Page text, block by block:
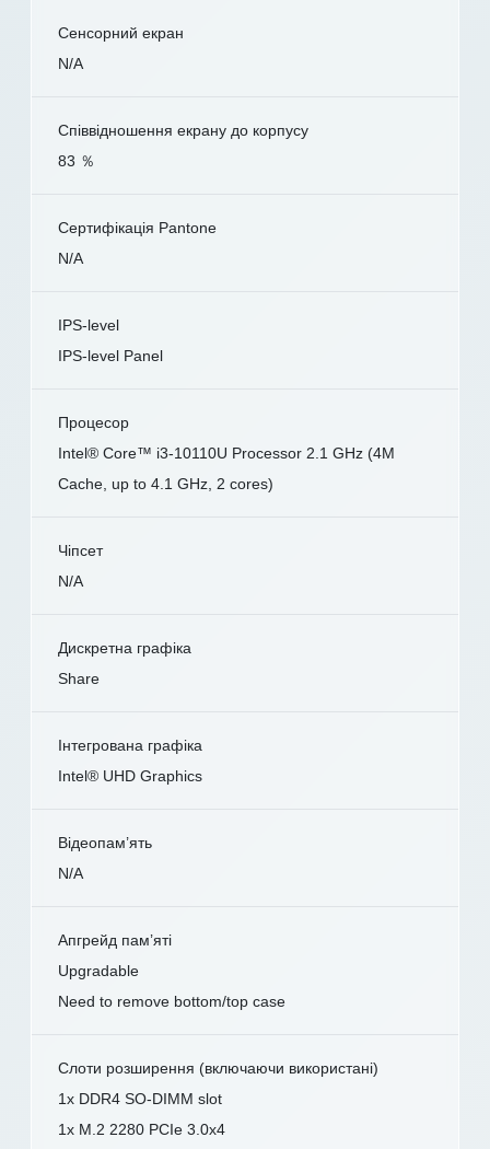
Сенсорний екран
N/A
Співвідношення екрану до корпусу
83 ％
Сертифікація Pantone
N/A
IPS-level
IPS-level Panel
Процесор
Intel® Core™ i3-10110U Processor 2.1 GHz (4M
Cache, up to 4.1 GHz, 2 cores)
Чіпсет
N/A
Дискретна графіка
Share
Інтегрована графіка
Intel® UHD Graphics
Відеопам’ять
N/A
Апгрейд пам’яті
Upgradable
Need to remove bottom/top case
Слоти розширення (включаючи використані)
1x DDR4 SO-DIMM slot
1x M.2 2280 PCIe 3.0x4